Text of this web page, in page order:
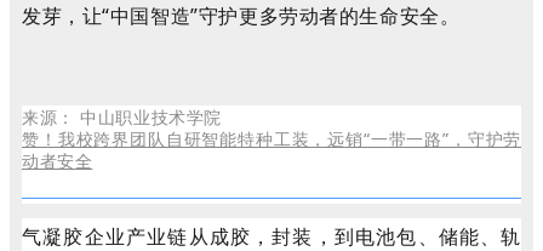
发芽，让“中国智造”守护更多劳动者的生命安全。
来源： 中山职业技术学院
赞！我校跨界团队自研智能特种工装，远销“一带一路”，守护劳
动者安全
气凝胶企业产业链从成胶，封装，到电池包、储能、轨